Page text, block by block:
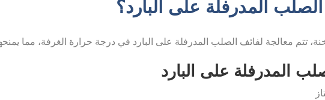
المدرفلة على البارد؟
المدرفلة على البارد